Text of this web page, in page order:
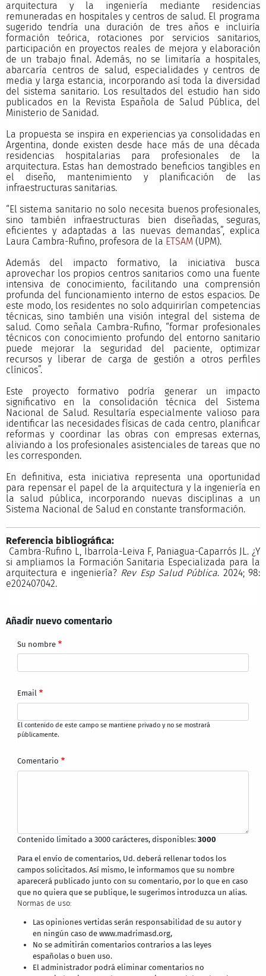
arquitectura y la ingeniería mediante residencias
remuneradas en hospitales y centros de salud. El programa
sugerido tendría una duración de tres años e incluiría
formación teórica, rotaciones por servicios sanitarios,
participación en proyectos reales de mejora y elaboración
de un trabajo final. Además, no se limitaría a hospitales,
abarcaría centros de salud, especialidades y centros de
media y larga estancia, incorporando así toda la diversidad
del sistema sanitario. Los resultados del estudio han sido
publicados en la Revista Española de Salud Pública, del
Ministerio de Sanidad.
La propuesta se inspira en experiencias ya consolidadas en
Argentina, donde existen desde hace más de una década
residencias hospitalarias para profesionales de la
arquitectura. Estas han demostrado beneficios tangibles en
el diseño, mantenimiento y planificación de las
infraestructuras sanitarias.
“El sistema sanitario no solo necesita buenos profesionales,
sino también infraestructuras bien diseñadas, seguras,
eficientes y adaptadas a las nuevas demandas”, explica
Laura Cambra-Rufino, profesora de la ETSAM (UPM).
Además del impacto formativo, la iniciativa busca
aprovechar los propios centros sanitarios como una fuente
intensiva de conocimiento, facilitando una comprensión
profunda del funcionamiento interno de estos espacios. De
este modo, los residentes no solo adquirirían competencias
técnicas, sino también una visión integral del sistema de
salud. Como señala Cambra-Rufino, “formar profesionales
técnicos con conocimiento profundo del entorno sanitario
puede mejorar la seguridad del paciente, optimizar
recursos y liberar de carga de gestión a otros perfiles
clínicos”.
Este proyecto formativo podría generar un impacto
significativo en la consolidación técnica del Sistema
Nacional de Salud. Resultaría especialmente valioso para
identificar las necesidades físicas de cada centro, planificar
reformas y coordinar las obras con empresas externas,
aliviando a los profesionales asistenciales de tareas que no
les corresponden.
En definitiva, esta iniciativa representa una oportunidad
para repensar el papel de la arquitectura y la ingeniería en
la salud pública, incorporando nuevas disciplinas a un
Sistema Nacional de Salud en constante transformación.
Referencia bibliográfica:
Cambra-Rufino L, Ibarrola-Leiva F, Paniagua-Caparrós JL. ¿Y
si ampliamos la Formación Sanitaria Especializada para la
arquitectura e ingeniería? Rev Esp Salud Pública. 2024; 98:
e202407042.
Añadir nuevo comentario
Su nombre
Email
El contenido de este campo se mantiene privado y no se mostrará
públicamente.
Comentario
Contenido limitado a 3000 carácteres, disponibles:3000
Para el envío de comentarios, Ud. deberá rellenar todos los
campos solicitados. Así mismo, le informamos que su nombre
aparecerá publicado junto con su comentario, por lo que en caso
que no quiera que se publique, le sugerimos introduzca un alias.
Normas de uso:
Las opiniones vertidas serán responsabilidad de su autor y
en ningún caso de www.madrimasd.org,
No se admitirán comentarios contrarios a las leyes
españolas o buen uso.
El administrador podrá eliminar comentarios no